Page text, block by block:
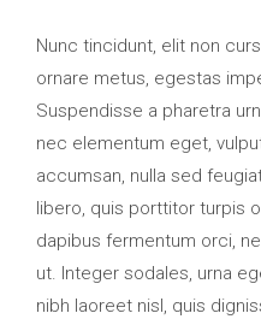
Nunc tincidunt, elit non
ornare metus, egestas
Suspendisse a pharetra
nec elementum eget,
accumsan, nulla sed
libero, quis porttitor turpis
dapibus fermentum orci,
ut. Integer sodales, urna
nibh laoreet nisl, quis